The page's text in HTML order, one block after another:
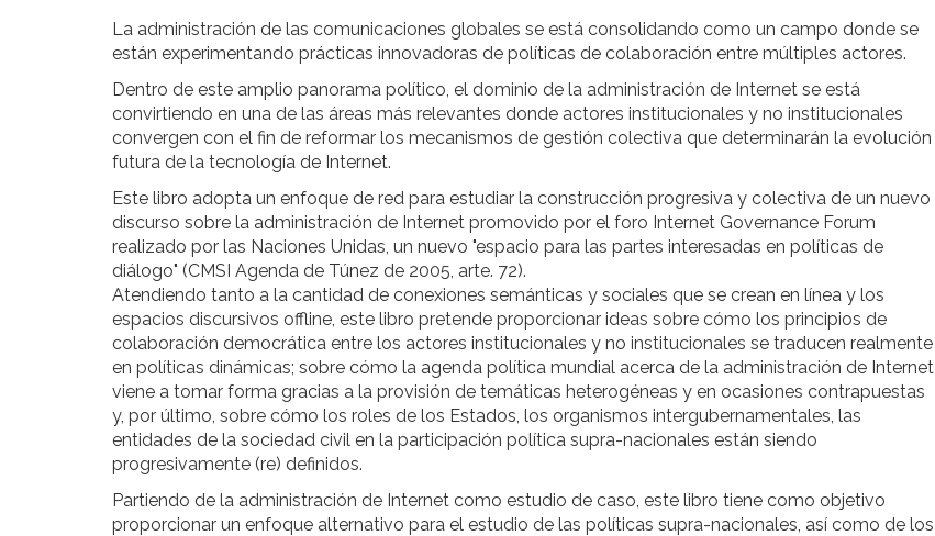
La administración de las comunicaciones globales se está consolidando como un campo donde se
están experimentando prácticas innovadoras de políticas de colaboración entre múltiples actores.
Dentro de este amplio panorama político, el dominio de la administración de Internet se está
convirtiendo en una de las áreas más relevantes donde actores institucionales y no institucionales
convergen con el fin de reformar los mecanismos de gestión colectiva que determinarán la evolución
futura de la tecnología de Internet.
Este libro adopta un enfoque de red para estudiar la construcción progresiva y colectiva de un nuevo
discurso sobre la administración de Internet promovido por el foro Internet Governance Forum
realizado por las Naciones Unidas, un nuevo "espacio para las partes interesadas en políticas de
diálogo" (CMSI Agenda de Túnez de 2005, arte. 72).
Atendiendo tanto a la cantidad de conexiones semánticas y sociales que se crean en línea y los
espacios discursivos offline, este libro pretende proporcionar ideas sobre cómo los principios de
colaboración democrática entre los actores institucionales y no institucionales se traducen realmente
en políticas dinámicas; sobre cómo la agenda política mundial acerca de la administración de Internet
viene a tomar forma gracias a la provisión de temáticas heterogéneas y en ocasiones contrapuestas
y, por último, sobre cómo los roles de los Estados, los organismos intergubernamentales, las
entidades de la sociedad civil en la participación política supra-nacionales están siendo
progresivamente (re) definidos.
Partiendo de la administración de Internet como estudio de caso, este libro tiene como objetivo
proporcionar un enfoque alternativo para el estudio de las políticas supra-nacionales, así como de los